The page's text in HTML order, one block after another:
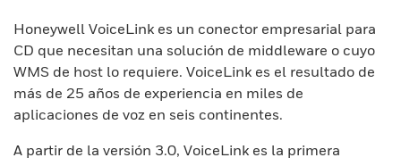
Honeywell VoiceLink es un conector empresarial para
CD que necesitan una solución de middleware o cuyo
WMS de host lo requiere. VoiceLink es el resultado de
más de 25 años de experiencia en miles de
aplicaciones de voz en seis continentes.
A partir de la versión 3.0, VoiceLink es la primera